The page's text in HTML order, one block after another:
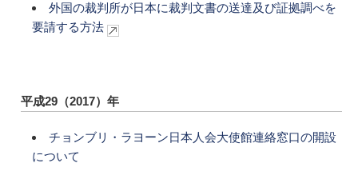
外国の裁判所が日本に裁判文書の送達及び証拠調べを
要請する方法
平成29（2017）年
チョンブリ・ラヨーン日本人会大使館連絡窓口の開設
について